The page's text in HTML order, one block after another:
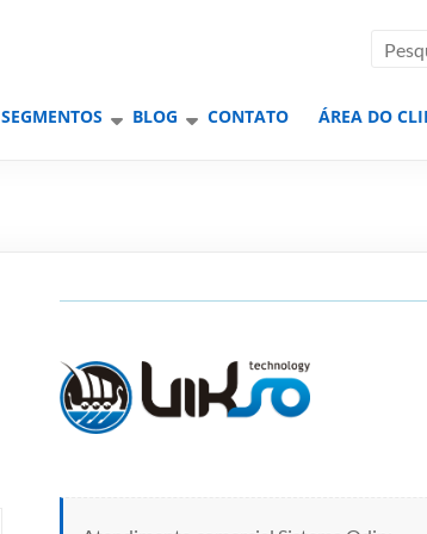
SEGMENTOS BLOG CONTATO ÁREA DO